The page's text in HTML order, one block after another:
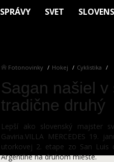
SPRÁVY SVET
Fotonovinky Hokej Cyklistika
Sagan našiel
tradične druhý
Lepší ako slovenský majster
Gaviria.VILLA MERCEDES 19.
utorkovej 2. etape zo San Luis
Argentíne na druhom mieste.